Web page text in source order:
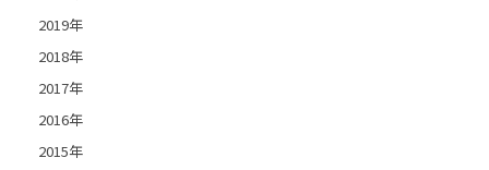
2019年
2018年
2017年
2016年
2015年